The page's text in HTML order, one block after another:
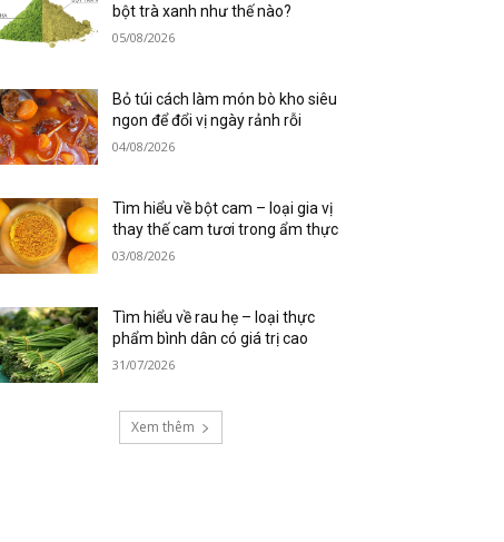
bột trà xanh như thế nào?
05/08/2026
Bỏ túi cách làm món bò kho siêu
ngon để đổi vị ngày rảnh rỗi
04/08/2026
Tìm hiểu về bột cam – loại gia vị
thay thế cam tươi trong ẩm thực
03/08/2026
Tìm hiểu về rau hẹ – loại thực
phẩm bình dân có giá trị cao
31/07/2026
Xem thêm